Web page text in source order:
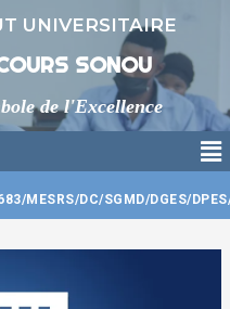
UNIVERSITAIRE
SONOU
de l'Excellence
MESRS/DC/SGMD/DGES/